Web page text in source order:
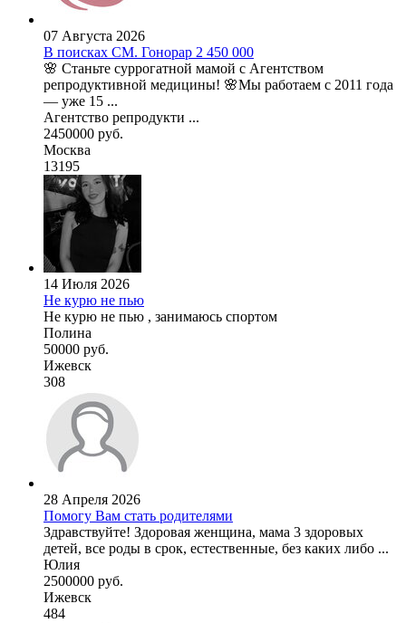
07 Августа 2026
В поисках СМ. Гонорар 2 450 000
🌸 Станьте суррогатной мамой с Агентством
репродуктивной медицины! 🌸Мы работаем с 2011 года
— уже 15 ...
Агентство репродукти ...
2450000 руб.
Москва
13195
14 Июля 2026
Не курю не пью
Не курю не пью , занимаюсь спортом
Полина
50000 руб.
Ижевск
308
28 Апреля 2026
Помогу Вам стать родителями
Здравствуйте! Здоровая женщина, мама 3 здоровых
детей, все роды в срок, естественные, без каких либо ...
Юлия
2500000 руб.
Ижевск
484